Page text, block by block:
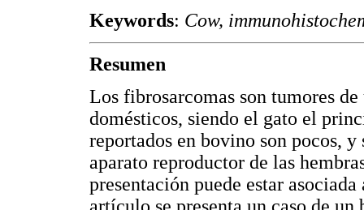
Keywords: Cow,
Resumen
Los fibrosarcomas son tumores
domésticos, siendo el gato el
reportados en bovino son pocos,
aparato reproductor de las
presentación puede estar
artículo se presenta un caso de